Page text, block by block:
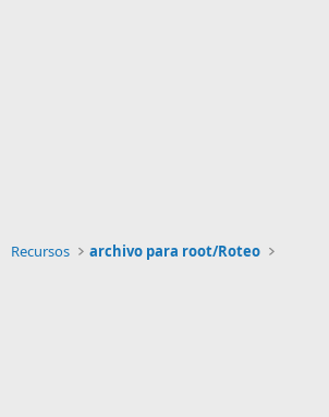
Recursos archivo para root/Roteo